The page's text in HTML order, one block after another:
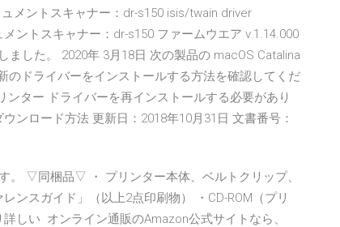
メントスキャナー：dr-s150 isis/twain driver
ントスキャナー：dr-s150 ファームウエア v.1.14.000
ました。 2020年 3月18日 次の製品の macOS Catalina
のドライバーをインストールする方法を確認してくだ
ター ドライバーを再インストールする必要があり
ンロード方法 更新日：2018年10月31日 文書番号：
。 ▽同梱品▽ ・ プリンター本体、ベルトクリップ、
ンスガイド」（以上2点印刷物） ・CD-ROM（プリ
しい オンライン通販のAmazon公式サイトなら、